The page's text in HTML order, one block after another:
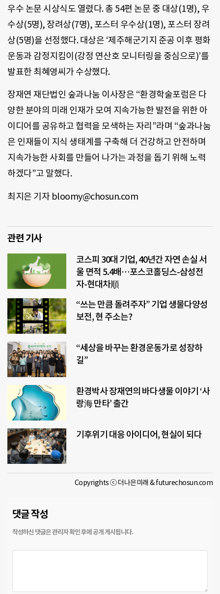
우수 논문 시상식도 열렸다. 총 54편 논문 중 대상(1명), 우
수상(5명), 장려상(7명), 포스터 우수상(1명), 포스터 장려
상(5명)을 선정했다. 대상은 ‘제주해군기지 준공 이후 평화
운동과 감정지킴이(강정 연산호 모니터링을 중심으로)’를
발표한 최혜영씨가 수상했다.
장재연 재단법인 숲과나눔 이사장은 “환경학술포럼은 다
양한 분야의 미래 인재가 모여 지속가능한 발전을 위한 아
이디어를 공유하고 협력을 모색하는 자리”라며 “숲과나눔
은 인재들이 지식 생태계를 구축해 더 건강하고 안전하며
지속가능한 사회를 만들어 나가는 과정을 돕기 위해 노력
하겠다”고 말했다.
최지은 기자 bloomy@chosun.com
관련 기사
코스피 30대 기업, 40년간 자연 손실 서
울 면적 5.4배…포스코홀딩스-삼성전
자-현대차順
“쓰는 만큼 돌려주자” 기업 생물다양성
보전, 현 주소는?
“세상을 바꾸는 환경운동가로 성장하
길”
환경박사 장재연의 바다생물 이야기 ‘사
랑海 만타’ 출간
기후위기 대응 아이디어, 현실이 되다
Copyrights ⓒ 더나은미래 & futurechosun.com
댓글 작성